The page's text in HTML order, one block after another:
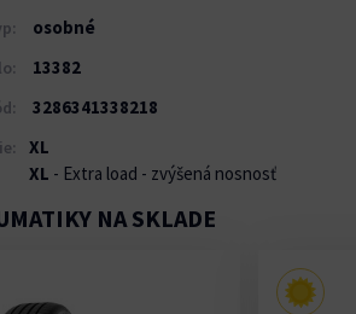
osobné
13382
3286341338218
XL
XL - Extra load - zvýšená nosnosť
NA SKLADE